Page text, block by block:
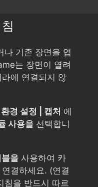
나 기존 장면을 엽
는 장면이 열려
에 연결되지 않
환경 설정 | 캡처 에
사용을 선택합니
블을 사용하여 카
결하세요. (연결
침을 반드시 따르